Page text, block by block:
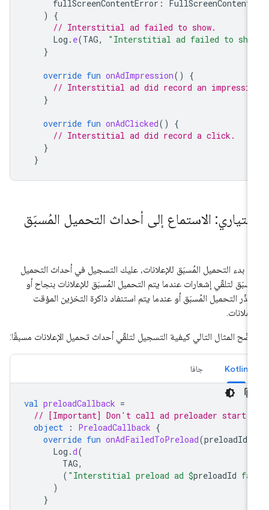
fullScreenContentError:
// Interstitial ad failed to show.
Log.e(TAG , "Interstitial ad failed to
override fun onAdImpression ()
// Interstitial ad did record an
override fun onAdClicked ()
// Interstitial ad did record a click.
الاستماع إلى أحداث التحميل المُسبَق
بدء التحميل المُسبَق للإعلانات، عليك التسجيل في أحداث التحميل
لتلقّي إشعارات عندما يتم التحميل المُسبَق للإعلانات بنجاح أو
التحميل المُسبَق أو عندما يتم استنفاد ذاكرة التخزين المؤقت
المثال التالي كيفية التسجيل لتلقّي أحداث تحميل الإعلانات مسبقًا:
Kotlin
val preloadCallback
// [Important] Don't call ad preloader
object
: PreloadCallback
override
fun onAdFailedToPreload(preloadId
Log
TAG
("Interstitial preload ad $preloadId